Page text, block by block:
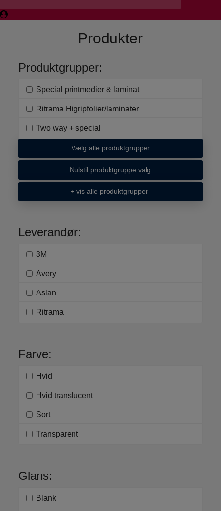
Produkter
Produktgrupper:
Special printmedier & laminat
Ritrama Higripfolier/laminater
Two way + special
Vælg alle produktgrupper
Nulstil produktgruppe valg
Leverandør:
3M
Avery
Aslan
Ritrama
Farve:
Hvid
Hvid translucent
Sort
Transparent
Glans:
Blank